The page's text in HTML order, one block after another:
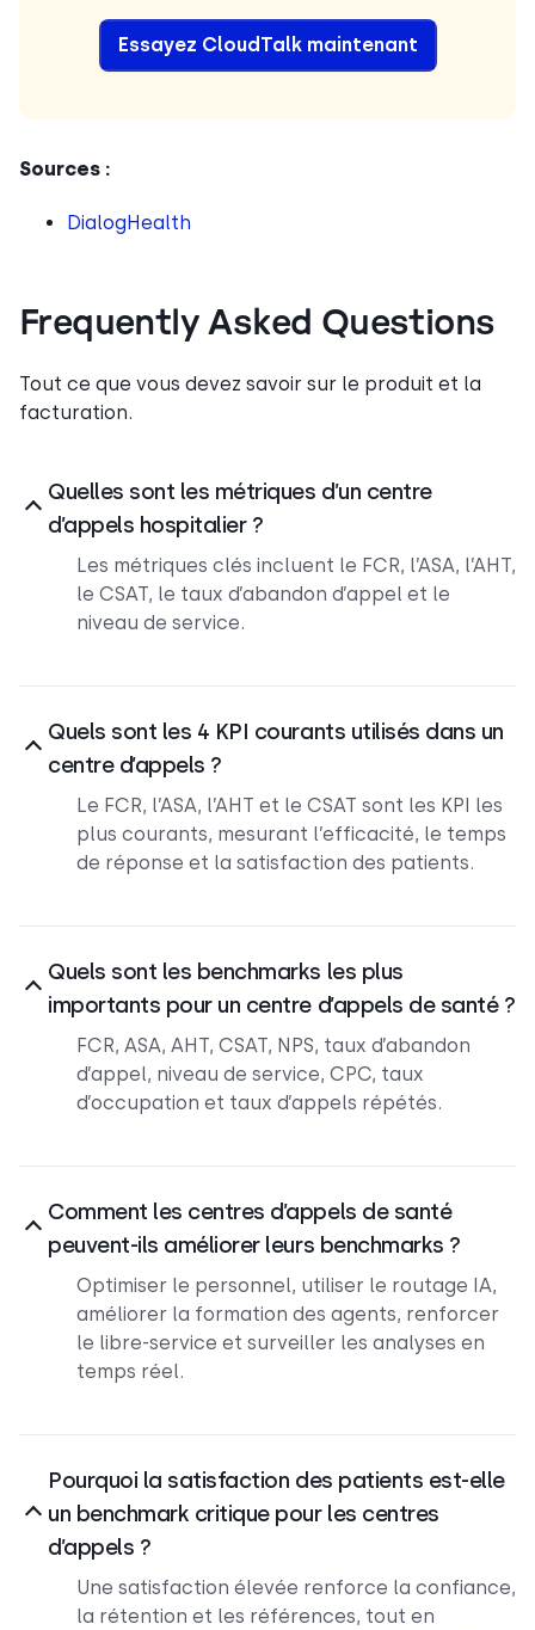
Essayez CloudTalk maintenant
Sources :
DialogHealth
Frequently Asked Questions
Tout ce que vous devez savoir sur le produit et la
facturation.
Quelles sont les métriques d’un centre
d’appels hospitalier ?
Les métriques clés incluent le FCR, l’ASA, l’AHT,
le CSAT, le taux d’abandon d’appel et le
niveau de service.
Quels sont les 4 KPI courants utilisés dans un
centre d’appels ?
Le FCR, l’ASA, l’AHT et le CSAT sont les KPI les
plus courants, mesurant l’efficacité, le temps
de réponse et la satisfaction des patients.
Quels sont les benchmarks les plus
importants pour un centre d’appels de santé ?
FCR, ASA, AHT, CSAT, NPS, taux d’abandon
d’appel, niveau de service, CPC, taux
d’occupation et taux d’appels répétés.
Comment les centres d’appels de santé
peuvent-ils améliorer leurs benchmarks ?
Optimiser le personnel, utiliser le routage IA,
améliorer la formation des agents, renforcer
le libre-service et surveiller les analyses en
temps réel.
Pourquoi la satisfaction des patients est-elle
un benchmark critique pour les centres
d’appels ?
Une satisfaction élevée renforce la confiance,
la rétention et les références, tout en